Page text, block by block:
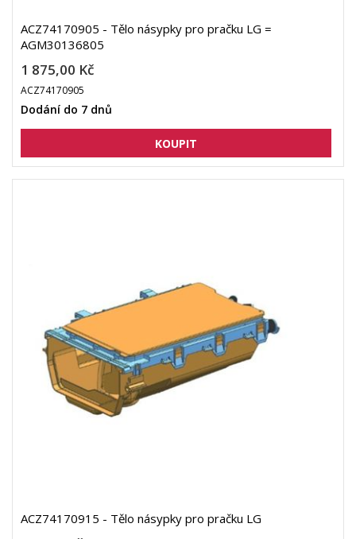
ACZ74170905 - Tělo násypky pro pračku LG =
AGM30136805
1 875,00 Kč
ACZ74170905
Dodání do 7 dnů
ACZ74170915 - Tělo násypky pro pračku LG